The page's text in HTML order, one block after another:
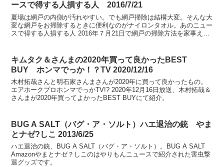
ースで得する人損する人 2016/7/21
夏場は網戸の内側が汚れやすい。でも網戸掃除は結構大変。そんな大
変な網戸をお掃除するときに便利なのがナイロンタオル。あのニュー
スで得する人損する人 2016年７月21日で網戸の掃除方法を家事えも
キムタク＆さんまの2020年買って良かったBEST
BUY ホンマでっか！？TV 2020/12/16
木村拓哉さんと明石家さんまさんが2020年に買って良かったもの。
エアホークプロホンマでっかTV!? 2020年12月16日放送、木村拓哉＆
さんまが2020年買ってよかったBEST BUYにて紹介。
BUG A SALT（バグ・ア・ソルト）ハエ退治の銃 やま
とナゼ?しこ 2013/6/25
ハエ退治の銃、BUG A SALT（バグ・ア・ソルト）。BUG A SALT
Amazonやまとナゼ？しこのはやりもんニュースで紹介された害虫撃
退グッズです。